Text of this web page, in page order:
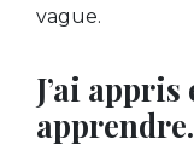
vague.
J’ai
apprendre.